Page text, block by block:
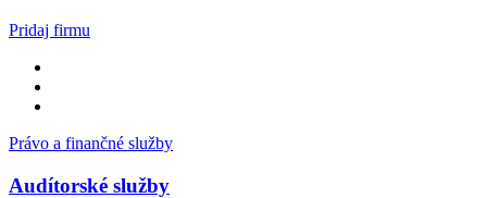
Pridaj firmu
Právo a finančné služby
Audítorské služby